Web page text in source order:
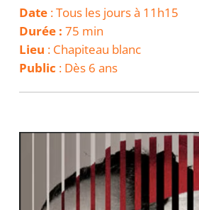
Date : Tous les jours à 11h15
Durée : 75 min
Lieu : Chapiteau blanc
Public : Dès 6 ans